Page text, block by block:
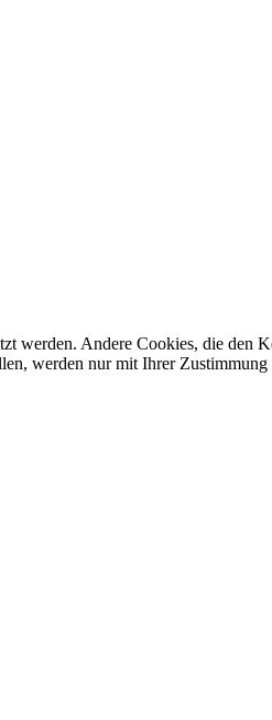
werden. Andere Cookies, die den
werden nur mit Ihrer Zustimmung